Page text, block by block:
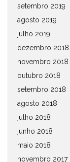
setembro 2019
agosto 2019
julho 2019
dezembro 2018
novembro 2018
outubro 2018
setembro 2018
agosto 2018
julho 2018
junho 2018
maio 2018
novembro 2017